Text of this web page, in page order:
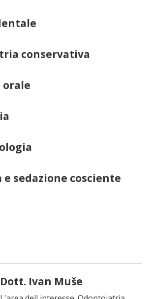
conservativa
e sedazione cosciente
Dott. Ivan Muše